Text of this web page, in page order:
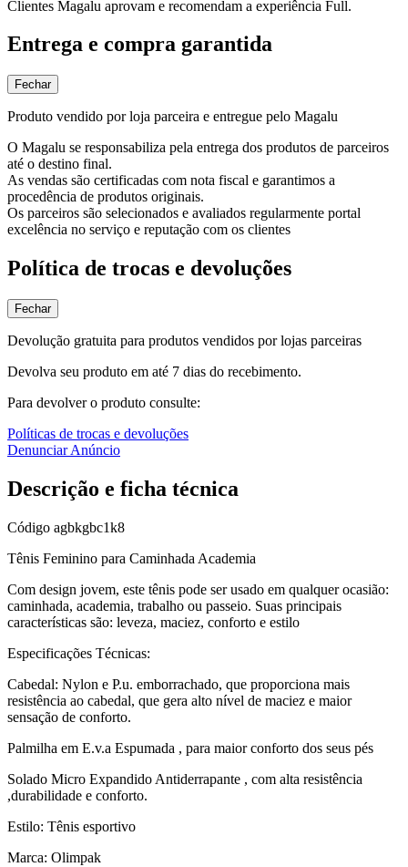
Clientes Magalu aprovam e recomendam a experiência Full.
Entrega e compra garantida
Fechar
Produto vendido por loja parceira e entregue pelo Magalu
O Magalu se responsabiliza pela entrega dos produtos de parceiros
até o destino final.
As vendas são certificadas com nota fiscal e garantimos a
procedência de produtos originais.
Os parceiros são selecionados e avaliados regularmente portal
excelência no serviço e reputação com os clientes
Política de trocas e devoluções
Fechar
Devolução gratuita para produtos vendidos por lojas parceiras
Devolva seu produto em até 7 dias do recebimento.
Para devolver o produto consulte:
Políticas de trocas e devoluções
Denunciar Anúncio
Descrição e ficha técnica
Código agbkgbc1k8
Tênis Feminino para Caminhada Academia
Com design jovem, este tênis pode ser usado em qualquer ocasião:
caminhada, academia, trabalho ou passeio. Suas principais
características são: leveza, maciez, conforto e estilo
Especificações Técnicas:
Cabedal: Nylon e P.u. emborrachado, que proporciona mais
resistência ao cabedal, que gera alto nível de maciez e maior
sensação de conforto.
Palmilha em E.v.a Espumada , para maior conforto dos seus pés
Solado Micro Expandido Antiderrapante , com alta resistência
,durabilidade e conforto.
Estilo: Tênis esportivo
Marca: Olimpak